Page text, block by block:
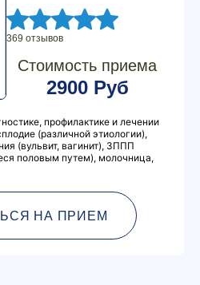
369 отзывов
Стоимость приема
2900 Руб
профилактике и лечении
(различной этиологии),
(вульвит, вагинит), ЗППП
половым путем), молочница,
НА ПРИЕМ